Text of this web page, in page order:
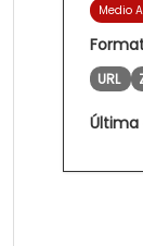
Medio
URL